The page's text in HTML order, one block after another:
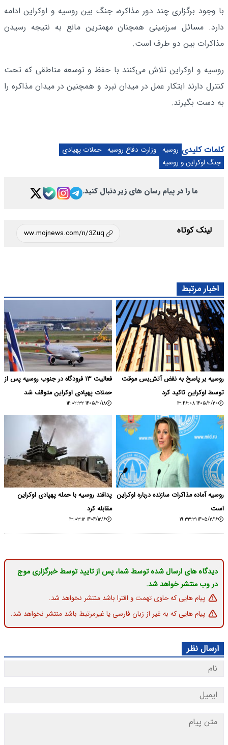
با وجود برگزاری چند دور مذاکره، جنگ بین روسیه و اوکراین ادامه
دارد. مسائل سرزمینی همچنان مهمترین مانع به نتیجه رسیدن
مذاکرات بین دو طرف است.
روسیه و اوکراین تلاش می‌کنند با حفظ و توسعه مناطقی که تحت
کنترل دارند ابتکار عمل در میدان نبرد و همچنین در میدان مذاکره را
به دست بگیرند.
کلمات کلیدی روسیه وزارت دفاع روسیه حملات پهپادی
جنگ اوکراین و روسیه
ما را در پیام رسان های زیر دنبال کنید.
لینک کوتاه
اخبار مرتبط
روسیه بر پاسخ به نقض آتش‌بس موقت
توسط اوکراین تاکید کرد
۱۴۰۵/۲/۲۰ ۱۳:۴۶:۰۸
فعالیت ۱۳ فرودگاه در جنوب روسیه پس از
حملات پهپادی اوکراین متوقف شد
۱۴۰۵/۲/۱۸ ۱۴:۰۲:۳۲
روسیه آماده مذاکرات سازنده درباره اوکراین
است
۱۴۰۵/۲/۱۶ ۱۹:۳۳:۳۱
پدافند روسیه با حمله پهپادی اوکراین
مقابله کرد
۱۴۰۴/۱۲/۶ ۱۳:۰۳:۱۲
دیدگاه های ارسال شده توسط شما، پس از تایید توسط خبرگزاری موج
در وب منتشر خواهد شد.
پیام هایی که حاوی تهمت و افترا باشد منتشر نخواهد شد.
پیام هایی که به غیر از زبان فارسی یا غیرمرتبط باشد منتشر نخواهد شد.
ارسال نظر